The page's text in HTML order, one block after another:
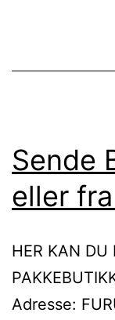
Sende
eller
HER KAN DU
Adresse: